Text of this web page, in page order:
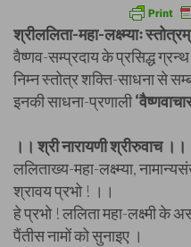
श्रीललिता-महा-लक्ष्म्याः स्तोत्रम्
वैष्णव-सम्प्रदाय के प्रसिद्ध ग्रन्थ
निम्न स्तोत्र शक्ति-साधना से
इनकी साधना-प्रणाली
।। श्री नारायणी श्रीरुवाच ।।
ललिताख्य-महा-लक्ष्म्या,
श्रावय प्रभो ! ।।
हे प्रभो ! ललिता महा-लक्ष्मी के
पैंतीस नामों को सुनाइए ।